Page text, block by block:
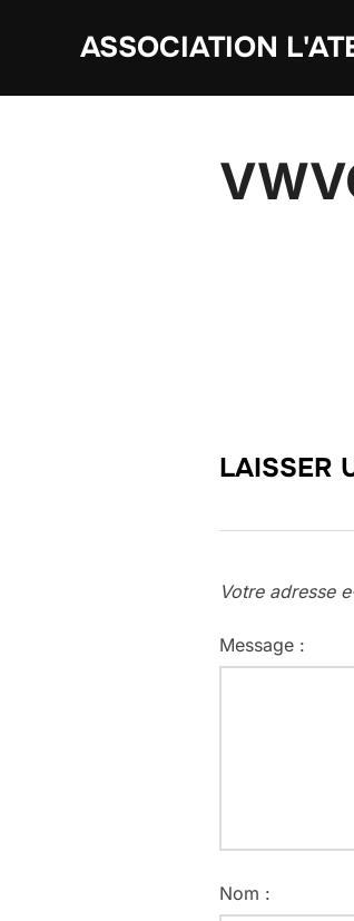
ASSOCIATION
LAISSER
Votre adresse
Message :
Nom :